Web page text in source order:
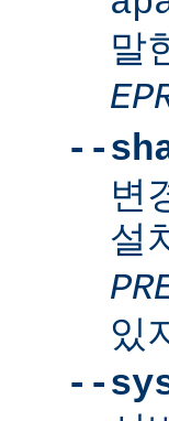
말
--
변
설
있
--